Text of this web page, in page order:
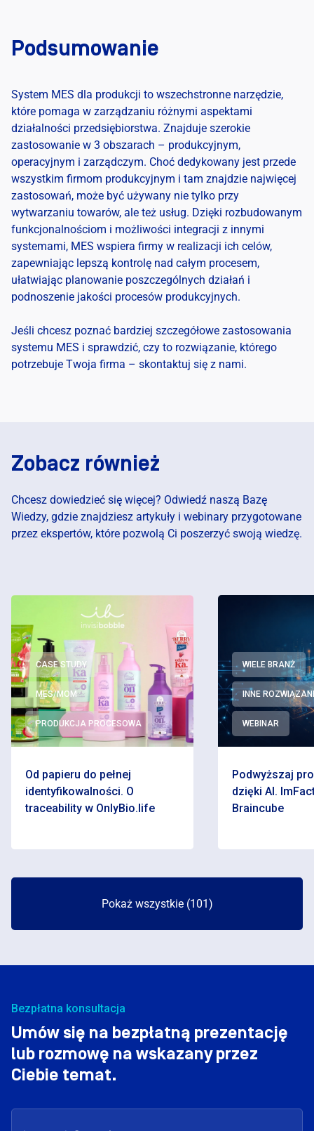
Podsumowanie
System MES dla produkcji to wszechstronne narzędzie,
które pomaga w zarządzaniu różnymi aspektami
działalności przedsiębiorstwa. Znajduje szerokie
zastosowanie w 3 obszarach – produkcyjnym,
operacyjnym i zarządczym. Choć dedykowany jest przede
wszystkim firmom produkcyjnym i tam znajdzie najwięcej
zastosowań, może być używany nie tylko przy
wytwarzaniu towarów, ale też usług. Dzięki rozbudowanym
funkcjonalnościom i możliwości integracji z innymi
systemami, MES wspiera firmy w realizacji ich celów,
zapewniając lepszą kontrolę nad całym procesem,
ułatwiając planowanie poszczególnych działań i
podnoszenie jakości procesów produkcyjnych.
Jeśli chcesz poznać bardziej szczegółowe zastosowania
systemu MES i sprawdzić, czy to rozwiązanie, którego
potrzebuje Twoja firma – skontaktuj się z nami.
Zobacz również
Chcesz dowiedzieć się więcej? Odwiedź naszą Bazę
Wiedzy, gdzie znajdziesz artykuły i webinary przygotowane
przez ekspertów, które pozwolą Ci poszerzyć swoją wiedzę.
CASE STUDY
MES/MOM
PRODUKCJA PROCESOWA
Od papieru do pełnej
identyfikowalności. O
traceability w OnlyBio.life
WIELE BRANŻ
INNE
WEBINAR
Podwyższaj
dzięki AI.
Braincube
Pokaż wszystkie (101)
Bezpłatna konsultacja
Umów się na bezpłatną prezentację
lub rozmowę na wskazany przez
Ciebie temat.